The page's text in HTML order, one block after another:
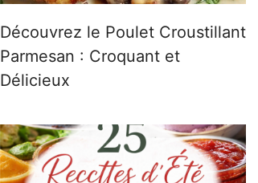
Découvrez le Poulet Croustillant
Parmesan : Croquant et
Délicieux